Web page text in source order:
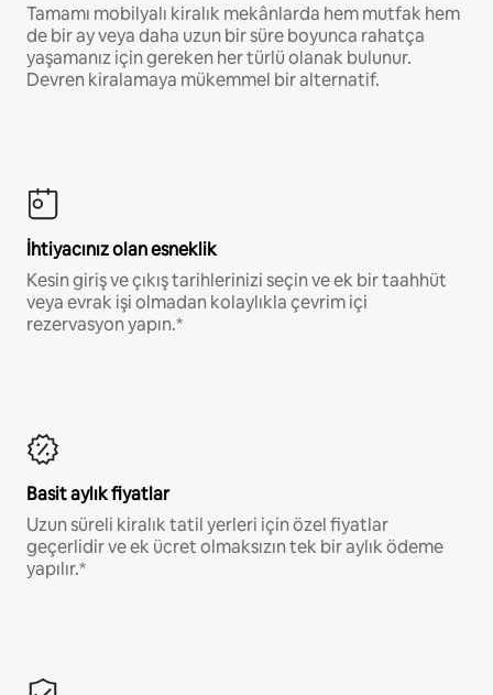
Tamamı mobilyalı kiralık mekânlarda hem mutfak hem
de bir ay veya daha uzun bir süre boyunca rahatça
yaşamanız için gereken her türlü olanak bulunur.
Devren kiralamaya mükemmel bir alternatif.
İhtiyacınız olan esneklik
Kesin giriş ve çıkış tarihlerinizi seçin ve ek bir taahhüt
veya evrak işi olmadan kolaylıkla çevrim içi
rezervasyon yapın.*
Basit aylık fiyatlar
Uzun süreli kiralık tatil yerleri için özel fiyatlar
geçerlidir ve ek ücret olmaksızın tek bir aylık ödeme
yapılır.*